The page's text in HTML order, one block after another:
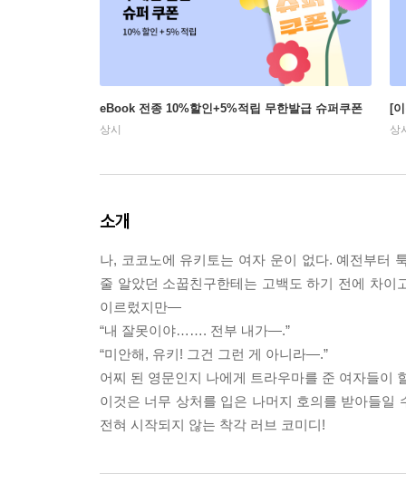
eBook 전종 10%할인+5%적립 무한발급 슈퍼쿠폰
상시
[
상
소개
나, 코코노에 유키토는 여자 운이 없다. 예전부터
줄 알았던 소꿉친구한테는 고백도 하기 전에 차
이르렀지만―
“내 잘못이야……. 전부 내가―.”
“미안해, 유키! 그건 그런 게 아니라―.”
어찌 된 영문인지 나에게 트라우마를 준 여자들
이것은 너무 상처를 입은 나머지 호의를 받아들일
전혀 시작되지 않는 착각 러브 코미디!